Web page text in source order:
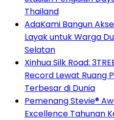
Thailand
AdaKami Bangun
Layak untuk Warga
Selatan
Xinhua Silk Road:
Record Lewat Ruang
Terbesar di Dunia
Pemenang Stevie®
Excellence Tahunan